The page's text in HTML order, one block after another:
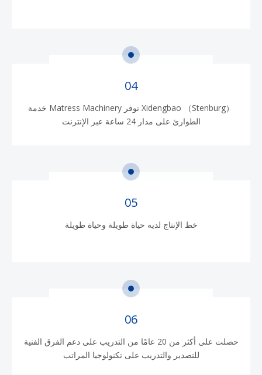
04
Xidengbao （Stenburg） توفر Matress Machinery خدمة
الطوارئ على مدار 24 ساعة عبر الإنترنت
05
خط الإنتاج لديه حياة طويلة وحياة طويلة
06
حصلت على أكثر من 20 عامًا من التدريب على دعم الفرق الفنية
للتصدير والتدريب على تكنولوجيا المراتب